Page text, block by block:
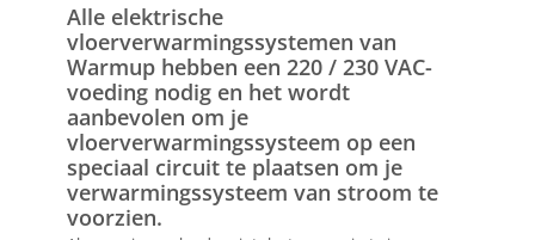
Alle elektrische
vloerverwarmingssystemen van
Warmup hebben een 220 / 230 VAC-
voeding nodig en het wordt
aanbevolen om je
vloerverwarmingssysteem op een
speciaal circuit te plaatsen om je
verwarmingssysteem van stroom te
voorzien.